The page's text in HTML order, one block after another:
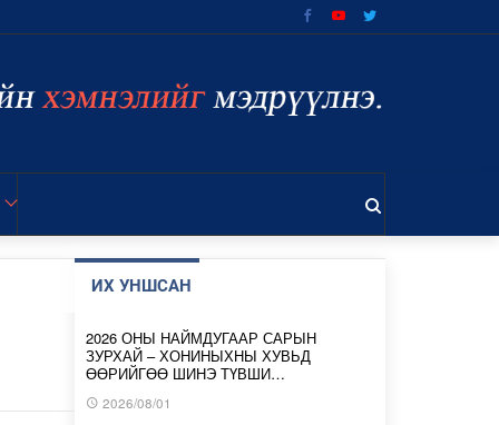
ИХ УНШСАН
2026 ОНЫ НАЙМДУГААР САРЫН
ЗУРХАЙ – ХОНИНЫХНЫ ХУВЬД
ӨӨРИЙГӨӨ ШИНЭ ТҮВШИ…
2026/08/01